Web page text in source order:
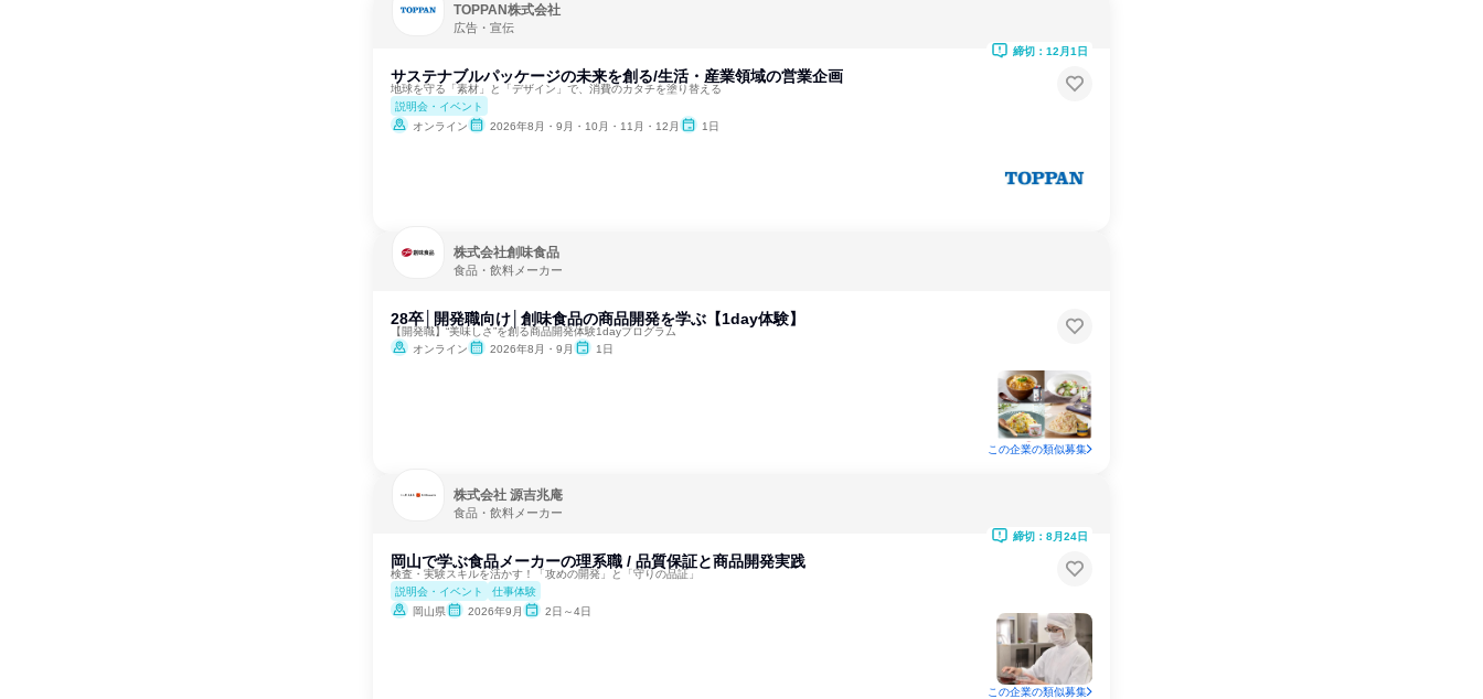
TOPPAN株式会社
広告・宣伝
サステナブルパッケージの未来を創る/生活・産業領域の営業企画
地球を守る「素材」と「デザイン」で、消費のカタチを塗り替える
説明会・イベント
オンライン
2026年8月・9月・10月・11月・12月 1日
締切：12月1日
株式会社創味食品
食品・飲料メーカー
28卒│開発職向け│創味食品の商品開発を学ぶ【1day体験】
【開発職】“美味しさ”を創る商品開発体験1dayプログラム
オンライン
2026年8月・9月 1日
この企業の類似募集
株式会社 源吉兆庵
食品・飲料メーカー
岡山で学ぶ食品メーカーの理系職 / 品質保証と商品開発実践
検査・実験スキルを活かす！「攻めの開発」と「守りの品証」
説明会・イベント
仕事体験
岡山県
2026年9月 2日～4日
締切：8月24日
この企業の類似募集